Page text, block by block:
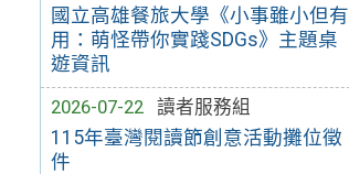
國立高雄餐旅大學《小事雖小但有
用：萌怪帶你實踐SDGs》主題桌
遊資訊
2026-07-22
讀者服務組
115年臺灣閱讀節創意活動攤位徵
件